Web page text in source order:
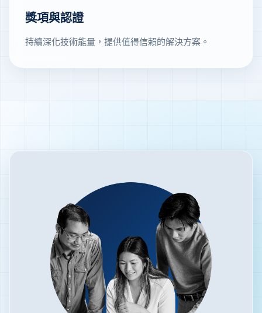
獎項與認證
持續深化技術能量，提供值得信賴的解決方案。